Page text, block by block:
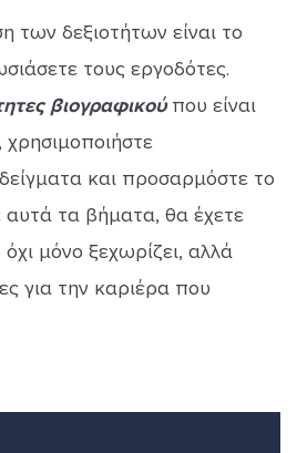
δεξιοτήτων είναι το
τους εργοδότες.
βιογραφικούπου είναι
χρησιμοποιήστε
και προσαρμόστε το
τα βήματα, θα έχετε
μόνο ξεχωρίζει, αλλά
για την καριέρα που